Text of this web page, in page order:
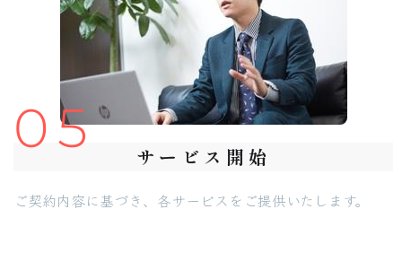
05 サービス開始
ご契約内容に基づき、各サービスをご提供いたします。